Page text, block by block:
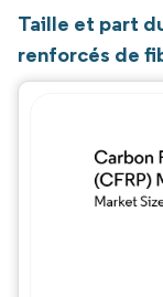
Taille et part
renforcés de